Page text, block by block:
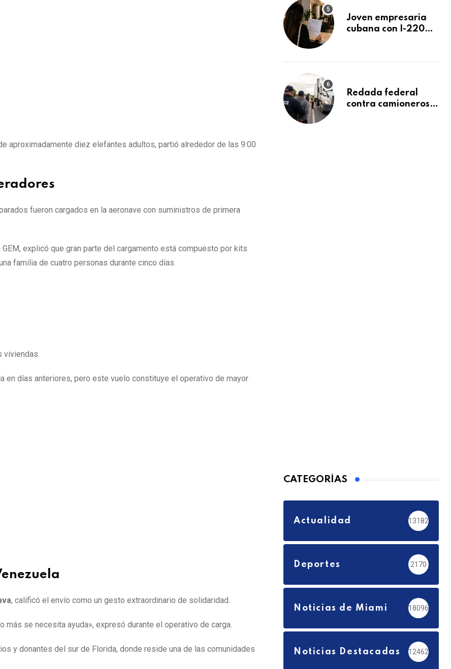
aproximadamente diez elefantes adultos, partió alrededor de las 9:00
fueron cargados en la aeronave con suministros de primera
explicó que gran parte del cargamento está compuesto por kits
familia de cuatro personas durante cinco días.
viviendas.
en días anteriores, pero este vuelo constituye el operativo de mayor
, calificó el envío como un gesto extraordinario de solidaridad.
más se necesita ayuda», expresó durante el operativo de carga.
y donantes del sur de Florida, donde reside una de las comunidades
Joven empresaria
cubana con I-220A
“Todavía no me
Redada federal
contra camioneros
CATEGORÍAS
Actualidad 13182
Deportes 2170
Noticias de Miami 18096
Noticias Destacadas 12462